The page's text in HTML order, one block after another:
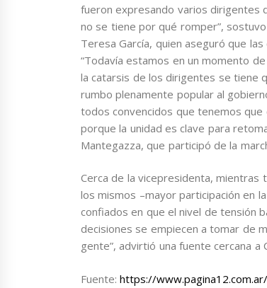
fueron expresando varios dirigentes
no se tiene por qué romper”,
Teresa García, quien aseguró que
“Todavía estamos en un momento
la catarsis de los dirigentes se tiene
rumbo plenamente popular al
todos convencidos que tenemos
porque la unidad es clave para
Mantegazza, que participó de la
Cerca de la vicepresidenta, mientras
los mismos –mayor participación en
confiados en que el nivel de tensión
decisiones se empiecen a tomar de
gente”, advirtió una fuente cercana a
Fuente:https://